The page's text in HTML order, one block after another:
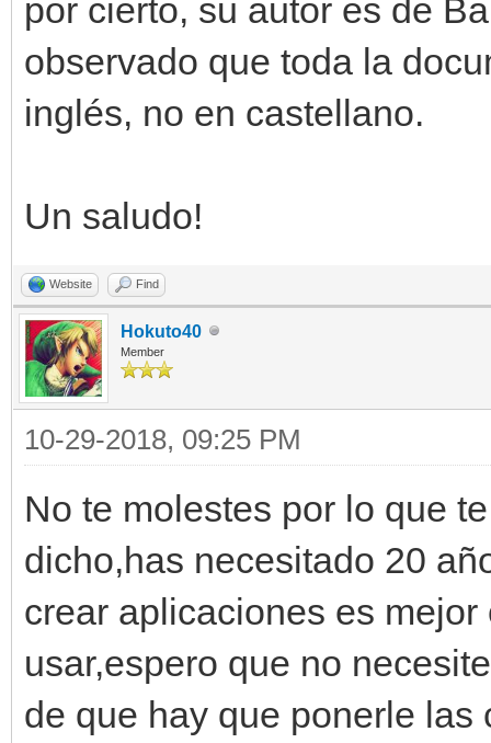
por cierto, su autor es de
observado que toda la
inglés, no en castellano.
Un saludo!
Website Find
Hokuto40
Member
10-29-2018, 09:25 PM
No te molestes por lo que
dicho,has necesitado 20
crear aplicaciones es
usar,espero que no
de que hay que ponerle